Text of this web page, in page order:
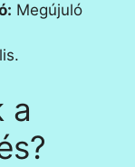
Megújuló
a